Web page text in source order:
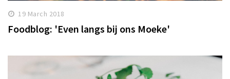
19 March 2018
Foodblog: 'Even langs bij ons Moeke'